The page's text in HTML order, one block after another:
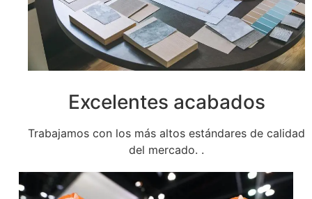
Excelentes acabados
Trabajamos con los más altos estándares de calidad
del mercado. .